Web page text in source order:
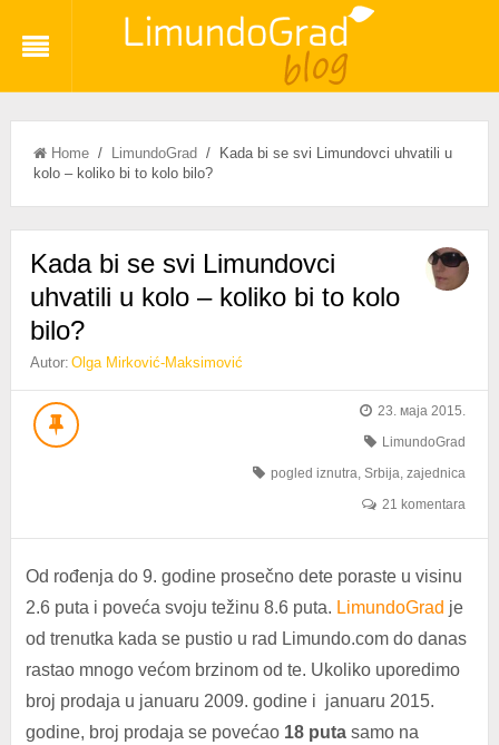
Home/ LimundoGrad / Kada bi se svi Limundovci uhvatili u
kolo – koliko bi to kolo bilo?
Kada bi se svi Limundovci
uhvatili u kolo – koliko bi to kolo
bilo?
Autor: Olga Mirković-Maksimović
23. маја 2015.
LimundoGrad
pogled iznutra,Srbija,zajednica
21 komentara
Od rođenja do 9. godine prosečno dete poraste u visinu
2.6 puta i poveća svoju težinu 8.6 puta. LimundoGrad je
od trenutka kada se pustio u rad Limundo.com do danas
rastao mnogo većom brzinom od te. Ukoliko uporedimo
broj prodaja u januaru 2009. godine i januaru 2015.
godine, broj prodaja se povećao 18 putasamo na